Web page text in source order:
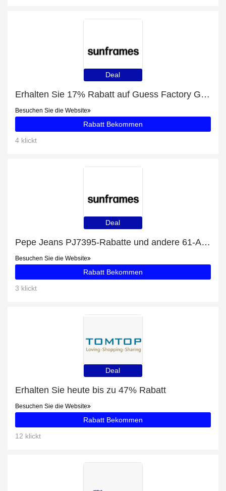
Deal
Erhalten Sie 17% Rabatt auf Guess Factory GF6142 und mehr
Besuchen Sie die Website
Rabatt Bekommen
4 klickt
Deal
Pepe Jeans PJ7395-Rabatte und andere 61-Angebote
Besuchen Sie die Website
Rabatt Bekommen
3 klickt
Deal
Erhalten Sie heute bis zu 47% Rabatt
Besuchen Sie die Website
Rabatt Bekommen
12 klickt